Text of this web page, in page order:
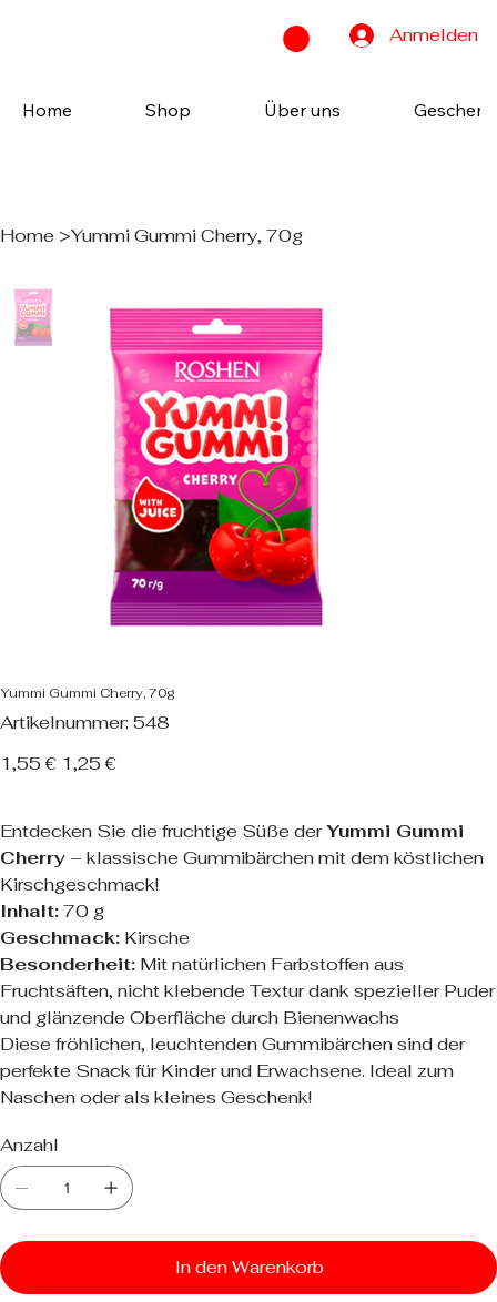
Anmelden
Home Shop Über uns
Home >Yummi Gummi Cherry, 70g
Yummi Gummi Cherry, 70g
Artikelnummer: Artikelnummer:
548
548
Ursprünglicher
Preis
1,55 € Angebotspreis
1,25 €
Entdecken Sie die fruchtige Süße derYummi Gummi
Cherry– klassische Gummibärchen mit dem köstlichen
Kirschgeschmack!
Inhalt:70 g
Geschmack: Kirsche
Besonderheit: Mit natürlichen Farbstoffen aus
Fruchtsäften, nicht klebende Textur dank spezieller Puder
und glänzende Oberfläche durch Bienenwachs
Diese fröhlichen, leuchtenden Gummibärchen sind der
perfekte Snack für Kinder und Erwachsene. Ideal zum
Naschen oder als kleines Geschenk!
Anzahl
In den Warenkorb